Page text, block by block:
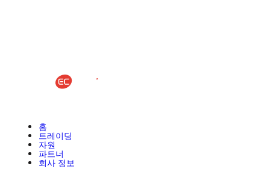
홈
트레이딩
자원
파트너
회사 정보